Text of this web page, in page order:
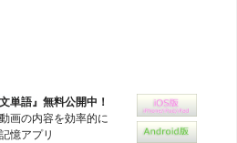
単語』無料公開中！
画の内容を効率的に
憶アプリ